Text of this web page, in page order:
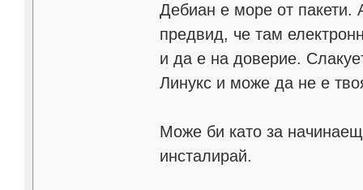
Дебиан е море от
предвид, че там
и да е на доверие.
Линукс и може да не е
Може би като за
инсталирай.